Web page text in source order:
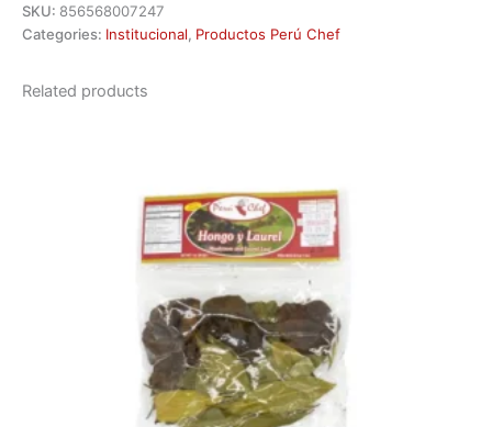
SKU: 856568007247
Categories: Institucional, Productos Perú Chef
Related products